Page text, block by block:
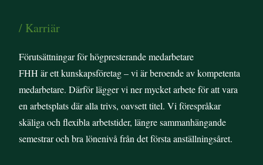
/ Karriär
Förutsättningar för högpresterande medarbetare
FHH är ett kunskapsföretag – vi är beroende av kompetenta
medarbetare. Därför lägger vi ner mycket arbete för att vara
en arbetsplats där alla trivs, oavsett titel. Vi förespråkar
skäliga och flexibla arbetstider, längre sammanhängande
semestrar och bra lönenivå från det första anställningsåret.